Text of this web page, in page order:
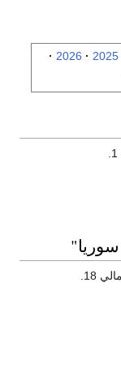
2025
2026